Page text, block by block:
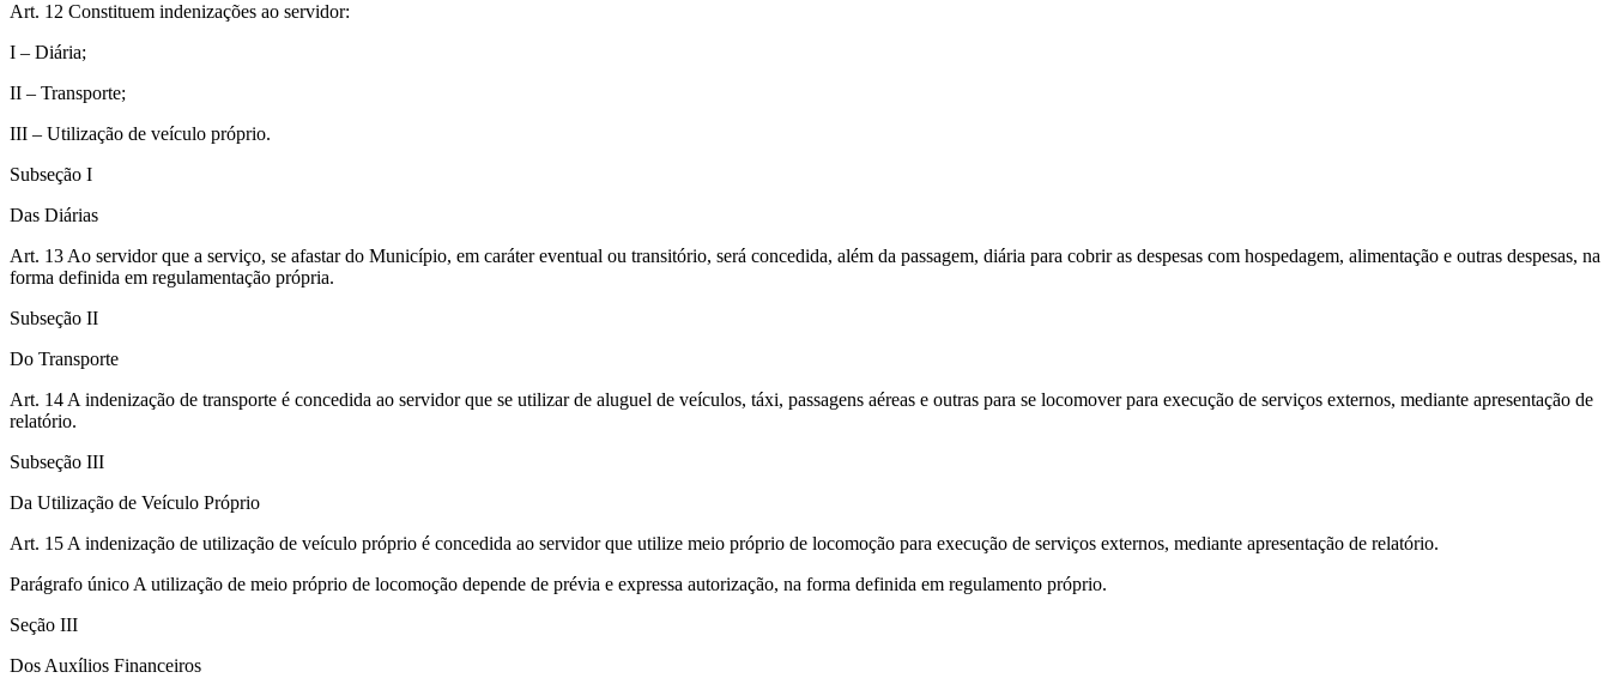
Art. 12 Constituem indenizações ao servidor:
I – Diária;
II – Transporte;
III – Utilização de veículo próprio.
Subseção I
Das Diárias
Art. 13 Ao servidor que a serviço, se afastar do Município, em caráter eventual ou transitório, será concedida, além da passagem, diária para cobrir as despesas com hospedagem, alimentação e outras despesas, na
forma definida em regulamentação própria.
Subseção II
Do Transporte
Art. 14 A indenização de transporte é concedida ao servidor que se utilizar de aluguel de veículos, táxi, passagens aéreas e outras para se locomover para execução de serviços externos, mediante apresentação de
relatório.
Subseção III
Da Utilização de Veículo Próprio
Art. 15 A indenização de utilização de veículo próprio é concedida ao servidor que utilize meio próprio de locomoção para execução de serviços externos, mediante apresentação de relatório.
Parágrafo único A utilização de meio próprio de locomoção depende de prévia e expressa autorização, na forma definida em regulamento próprio.
Seção III
Dos Auxílios Financeiros